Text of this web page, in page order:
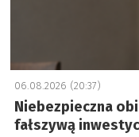
06.08.2026 (20:37)
Niebezpieczna
fałszywą